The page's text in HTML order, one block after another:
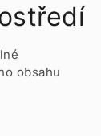
obsahu